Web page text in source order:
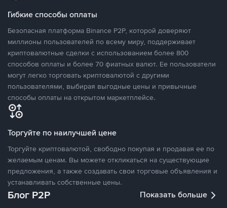
Гибкие способы оплаты
Безопасная платформа Binance P2P, которой доверяют
миллионы пользователей по всему миру, поддерживает
криптовалютные сделки с использованием более 800
способов оплаты и более 70 фиатных валют. Ее пользователи
могут легко торговать криптовалютой с другими
пользователями, выбирая выгодные цены и привычные
способы оплаты на открытом маркетплейсе.
Торгуйте по наилучшей цене
Торгуйте криптовалютой, свободно покупая и продавая ее по
желаемым ценам. Вы можете откликаться на существующие
предложения, а также создавать свои торговые объявления и
устанавливать собственные цены.
Блог P2P Показать больше